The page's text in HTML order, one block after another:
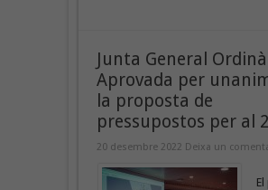
Junta General
Aprovada per
la proposta de
pressupostos per al
20 desembre 2022 Deixa un